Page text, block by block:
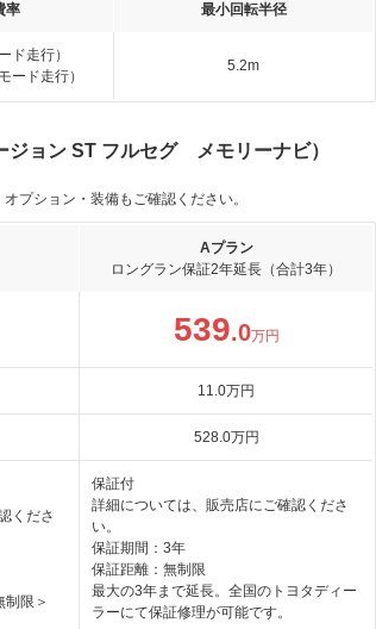
率 最小回転半径
ド走行）
ード走行）
5.2m
ジョン ST フルセグ メモリーナビ）
プション・装備もご確認ください。
Aプラン
ロングラン保証2年延長（合計3年）
539.0万円
11.0万円
528.0万円
くださ
制限＞
保証付
詳細については、販売店にご確認くださ
い。
保証期間：3年
保証距離：無制限
最大の3年まで延長。全国のトヨタディー
ラーにて保証修理が可能です。